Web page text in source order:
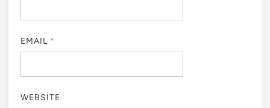
EMAIL *
WEBSITE